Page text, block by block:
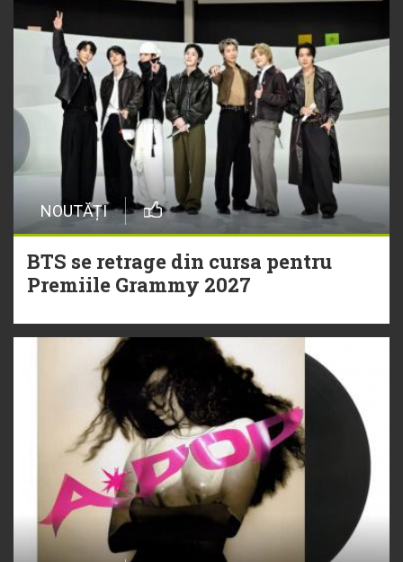
NOUTĂȚI
BTS se retrage din cursa pentru
Premiile Grammy 2027